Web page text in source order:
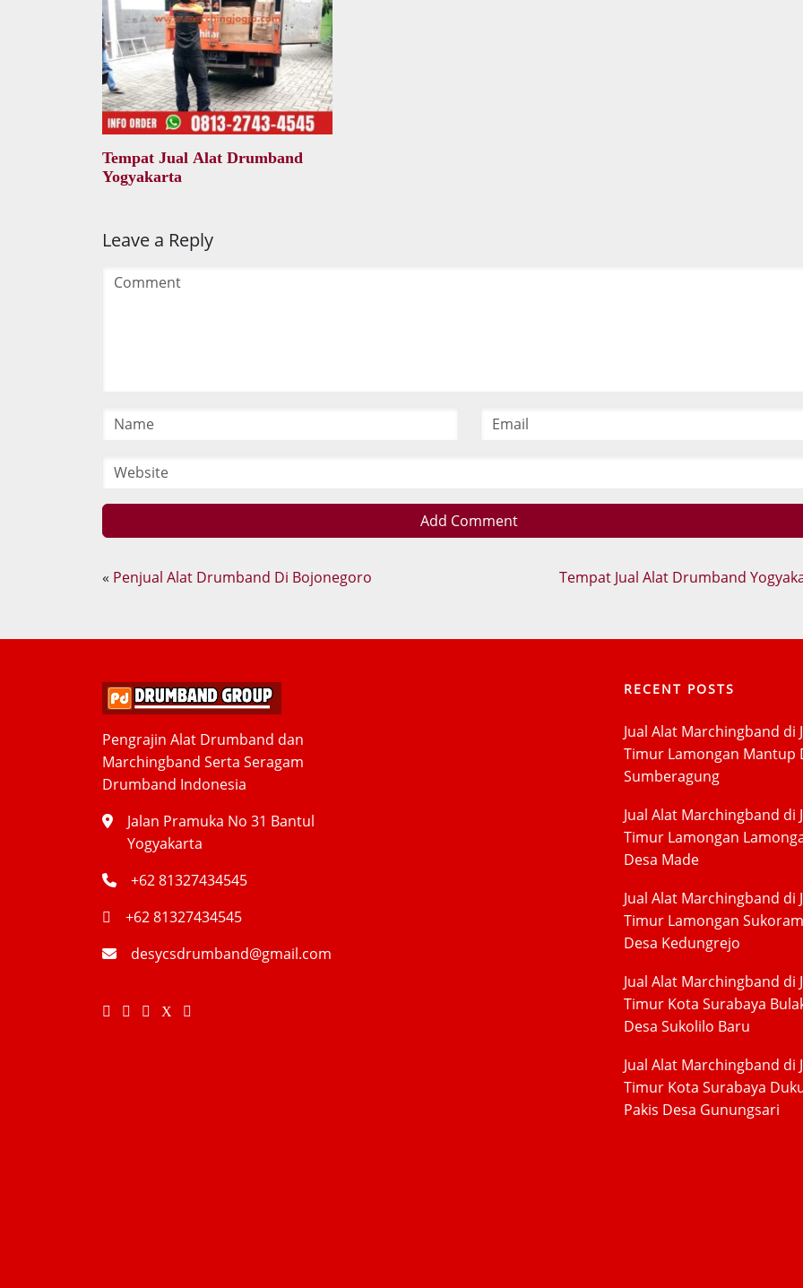
Tempat Jual Alat Drumband
Yogyakarta
Leave a Reply
Add Comment
« Penjual Alat Drumband Di Bojonegoro Tempat Jual Alat Drumband
Pengrajin Alat Drumband dan
Marchingband Serta Seragam
Drumband Indonesia
Jalan Pramuka No 31 Bantul
Yogyakarta
+62 81327434545
+62 81327434545
desycsdrumband@gmail.com
RECENT POSTS
Jual Alat Marchingband di
Timur Lamongan Mantup
Sumberagung
Jual Alat Marchingband di
Timur Lamongan
Desa Made
Jual Alat Marchingband di
Timur Lamongan
Desa Kedungrejo
Jual Alat Marchingband di
Timur Kota Surabaya
Desa Sukolilo Baru
Jual Alat Marchingband di
Timur Kota Surabaya
Pakis Desa Gunungsari